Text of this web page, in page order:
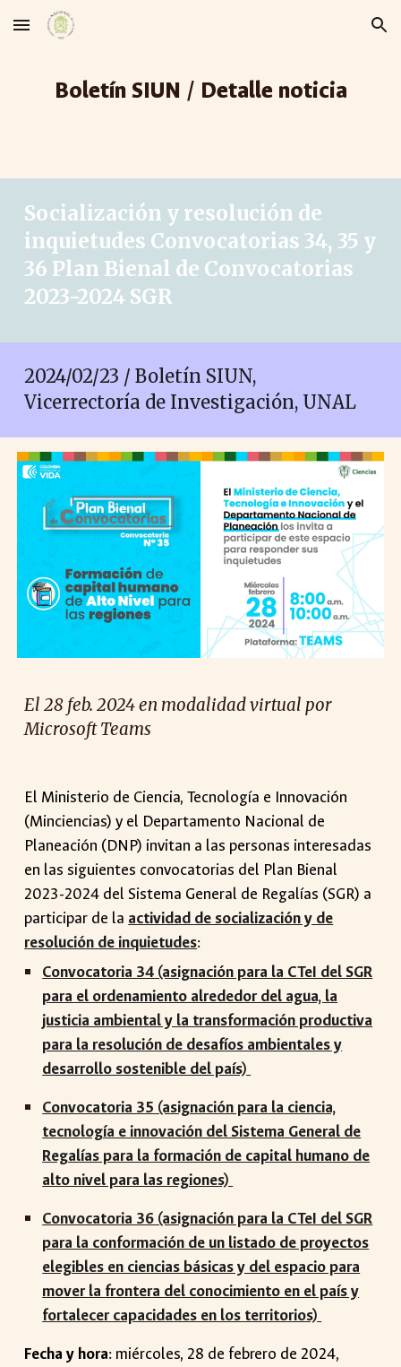
Skip to main content Skip to navigation
Boletín SIUN / Detalle noticia
Socialización y resolución de
inquietudes Convocatorias 34, 35 y
36 Plan Bienal de Convocatorias
2023-2024 SGR
2024/02/23 / Boletín SIUN,
Vicerrectoría de Investigación, UNAL
El28 feb. 2024 en modalidad virtual por
Microsoft Teams
El Ministerio de Ciencia, Tecnología e Innovación
(Minciencias) y el Departamento Nacional de
Planeación (DNP) invitan a las personas interesadas
en las siguientes convocatorias del Plan Bienal
2023-2024 del Sistema General de Regalías (SGR) a
participar de la actividad de socialización y de
resolución de inquietudes:
Convocatoria 34 (asignación para la CTeI del SGR
para el ordenamiento alrededor del agua, la
justicia ambiental y la transformación productiva
para la resolución de desafíos ambientales y
desarrollo sostenible del país)
Convocatoria 35 (asignación para la ciencia,
tecnología e innovación del Sistema General de
Regalías para la formación de capital humano de
alto nivel para las regiones)
Convocatoria 36 (asignación para la CTeI del SGR
para la conformación de un listado de proyectos
elegibles en ciencias básicas y del espacio para
mover la frontera del conocimiento en el país y
fortalecer capacidades en los territorios)
Fecha y hora: miércoles, 28 de febrero de 2024,